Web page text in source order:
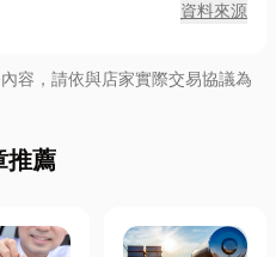
資料來源
容，請依與店家實際交易協議為
推薦